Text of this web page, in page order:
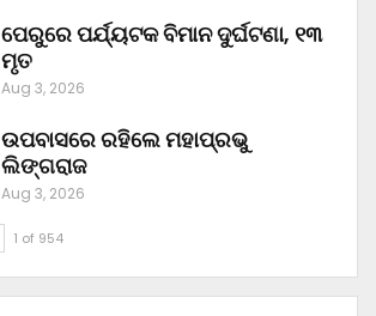
ପେରୁରେ ପର୍ଯ୍ୟଟକ ବିମାନ ଦୁର୍ଘଟଣା, ୧୩
ମୃତ
Aug 3, 2026
ଉପବାସରେ ରହିଲେ ମହାପ୍ରଭୁ
ଲିଙ୍ଗରାଜ
Aug 3, 2026
1 of 954